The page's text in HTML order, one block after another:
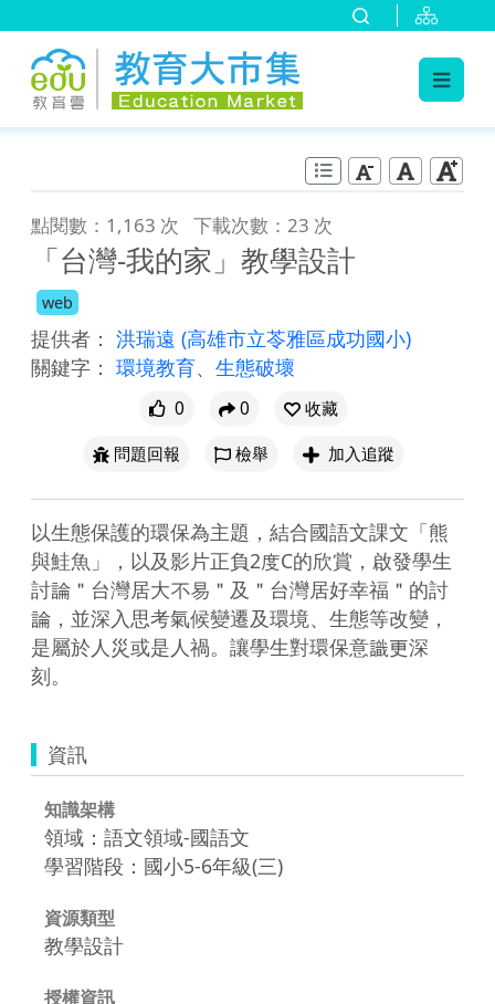
點閱數：1,163 次 下載次數：23 次
「台灣-我的家」教學設計
web
提供者： 洪瑞遠 (高雄市立苓雅區成功國小)
關鍵字： 環境教育、 生態破壞
0 0
收藏
問題回報
檢舉 加入追蹤
以生態保護的環保為主題，結合國語文課文「熊
與鮭魚」，以及影片正負2度C的欣賞，啟發學生
討論＂台灣居大不易＂及＂台灣居好幸福＂的討
論，並深入思考氣候變遷及環境、生態等改變，
是屬於人災或是人禍。讓學生對環保意識更深
刻。
資訊
知識架構
領域：語文領域-國語文
學習階段：國小5-6年級(三)
資源類型
教學設計
授權資訊